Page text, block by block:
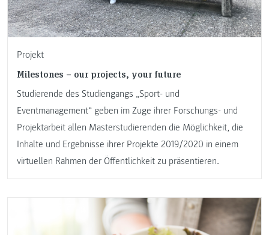
Projekt
Milestones – our projects, your future
Studierende des Studiengangs „Sport- und
Eventmanagement“ geben im Zuge ihrer Forschungs- und
Projektarbeit allen Masterstudierenden die Möglichkeit, die
Inhalte und Ergebnisse ihrer Projekte 2019/2020 in einem
virtuellen Rahmen der Öffentlichkeit zu präsentieren.